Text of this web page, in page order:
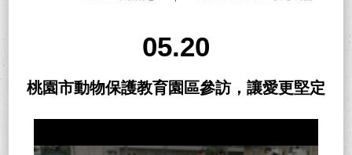
05.20
桃園市動物保護教育園區參訪，讓愛更堅定